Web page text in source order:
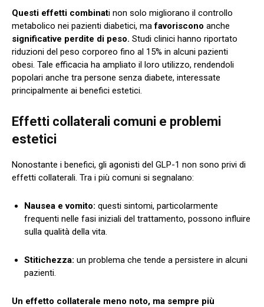
Questi effetti combinati non solo migliorano il controllo
metabolico nei pazienti diabetici, mafavoriscono anche
significative perdite di peso. Studi clinici hanno riportato
riduzioni del peso corporeo fino al 15% in alcuni pazienti
obesi. Tale efficacia ha ampliato il loro utilizzo, rendendoli
popolari anche tra persone senza diabete, interessate
principalmente ai benefici estetici.
Effetti collaterali comuni e problemi
estetici
Nonostante i benefici, gli agonisti del GLP-1 non sono privi di
effetti collaterali. Tra i più comuni si segnalano:
Nausea e vomito: questi sintomi, particolarmente
frequenti nelle fasi iniziali del trattamento, possono influire
sulla qualità della vita.
Stitichezza: un problema che tende a persistere in alcuni
pazienti.
Un effetto collaterale meno noto, ma sempre più